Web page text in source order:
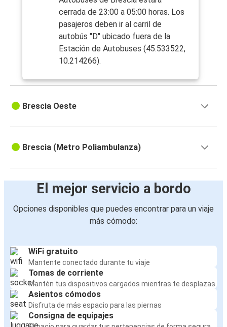
cerrada de 23:00 a 05:00 horas. Los
pasajeros deben ir al carril de
autobús "D" ubicado fuera de la
Estación de Autobuses (45.533522,
10.214266).
Brescia Oeste
Brescia (Metro Poliambulanza)
El mejor servicio a bordo
Opciones disponibles que puedes encontrar para un viaje
más cómodo:
WiFi gratuito
Mantente conectado durante tu viaje
Tomas de corriente
Mantén tus dispositivos cargados mientras te desplazas
Asientos cómodos
Disfruta de más espacio para las piernas
Consigna de equipajes